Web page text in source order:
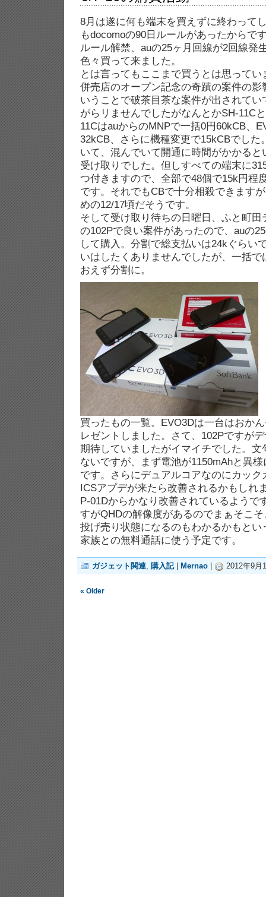
8月は遂に何も端末を買えずに終わって
もdocomoの90日ルールがあったからで
ルール解禁、auの25ヶ月回線が2回線発
色々買って来ました。
とは言ってもここまで買うとは思って
併売店のオープン記念の奇蹟の案件の
いうことで破茶目茶な案件が出されて
がらリませんでしたがなんとかSH-11C
11CはauからのMNPで一括0円60kCB、
32kCB、さらに機種変更で15kCBでした
いて、混んでいて開通に時間がかかる
受け取りでした。但しすべての端末に
つ付きますので、全部で48個で15k円程
です。それでもCBで十分相殺できます
めの12/17頃だそうです。
そして受け取り待ちの日曜日、ふと町田
の102Pで良い案件があったので、auの
して購入。分割で総支払いは24kぐらい
いはしたくありませんでしたが、一括
おえず分割に。
買ったもの一覧。EVO3Dは一台はおか
レゼントしました。さて、102Pですが
期待していましたがイマイチでした。
ないですが、まず電池が1150mAhと異
です。さらにデュアルコアなのにカッ
ICSアプデが来たら改善されるかもしれ
P-01Dからかなり改善されているようで
すがQHDの解像度があるのでまぁそこ
投げ売り状態になるのもわかるかもとい
家族との無料通話に使う予定です。
ガジェット関連, 購入記| Mernao 2012年9月
« Older